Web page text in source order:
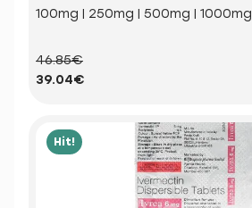
100mg | 250mg | 500mg | 1000mg
46.85€
39.04€
Hit!